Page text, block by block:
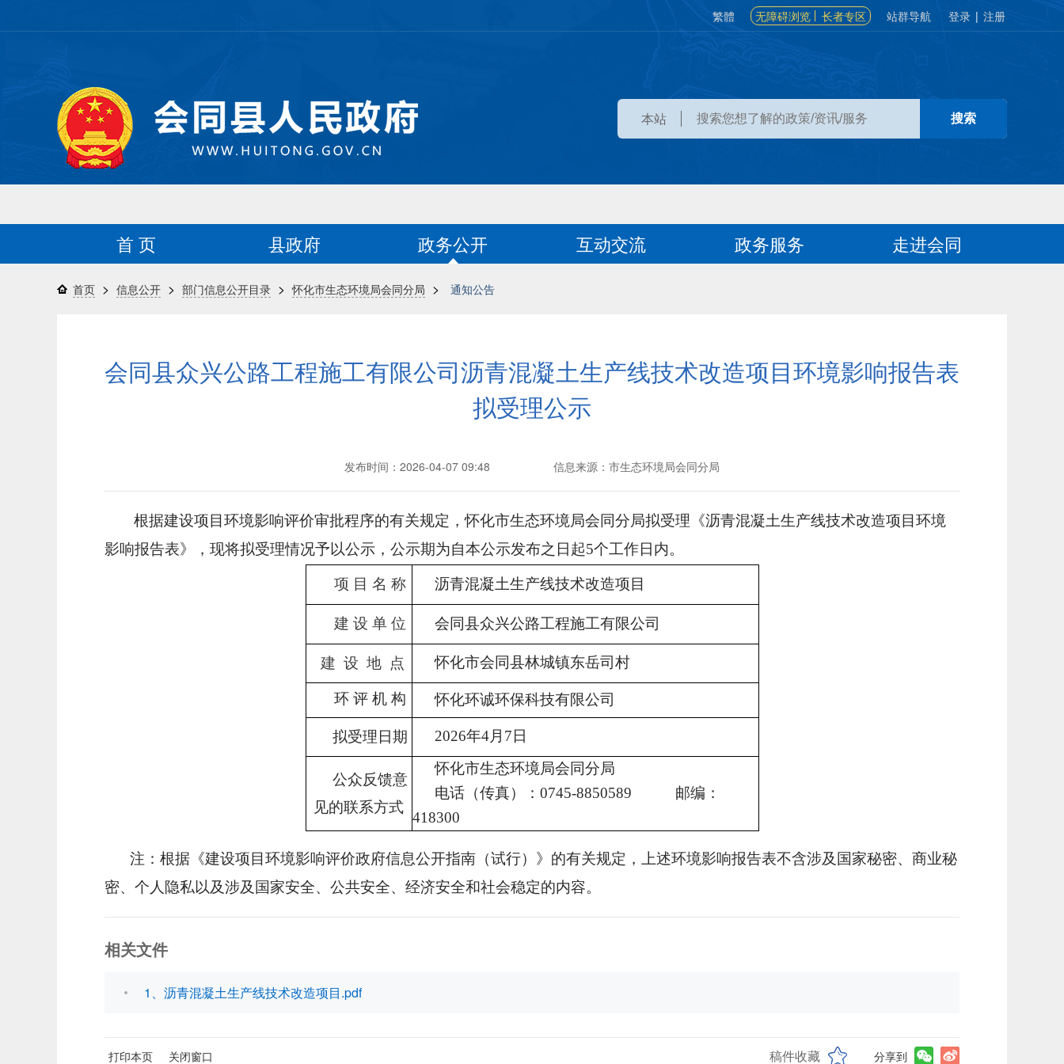
繁體 无障碍浏览 长者专区 站群导航 登录 | 注册
本站
首 页 县政府 政务公开 互动交流 政务服务 走进会同
首页 > 信息公开 > 部门信息公开目录 > 怀化市生态环境局会同分局 > 通知公告
会同县众兴公路工程施工有限公司沥青混凝土生产线技术改造项目环境影响报告表
拟受理公示
发布时间：2026-04-07 09:48 信息来源：市生态环境局会同分局
根据建设项目环境影响评价审批程序的有关规定，怀化市生态环境局会同分局拟受理《沥青混凝土生产线技术改造项目环境
影响报告表》，现将拟受理情况予以公示，公示期为自本公示发布之日起5个工作日内。
项 目 名 称 沥青混凝土生产线技术改造项目
建 设 单 位 会同县众兴公路工程施工有限公司
建 设 地 点 怀化市会同县林城镇东岳司村
环 评 机 构 怀化环诚环保科技有限公司
拟受理日期 2026年4月 7 日
公众反馈意
见的联系方式
怀化市生态环境局会同分局
电话（传真）： 0745-8850589 邮编 ：
418300
注：根据《建设项目环境影响评价政府信息公开指南（试行）》的有关规定，上述环境影响报告表不含涉及国家秘密、商业秘
密、个人隐私以及涉及国家安全、公共安全、经济安全和社会稳定的内容。
相关文件
1、沥青混凝土生产线技术改造项目.pdf
打印本页 关闭窗口 稿件收藏 分享到